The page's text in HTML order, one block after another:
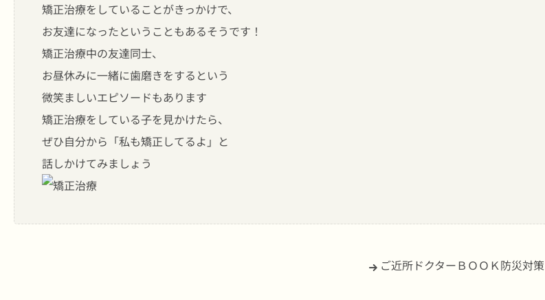
矯正治療をしていることがきっかけで、
お友達になったということもあるそうです！
矯正治療中の友達同士、
お昼休みに一緒に歯磨きをするという
微笑ましいエピソードもあります
矯正治療をしている子を見かけたら、
ぜひ自分から「私も矯正してるよ」と
話しかけてみましょう
ご近所ドクターＢＯＯＫ防災対策